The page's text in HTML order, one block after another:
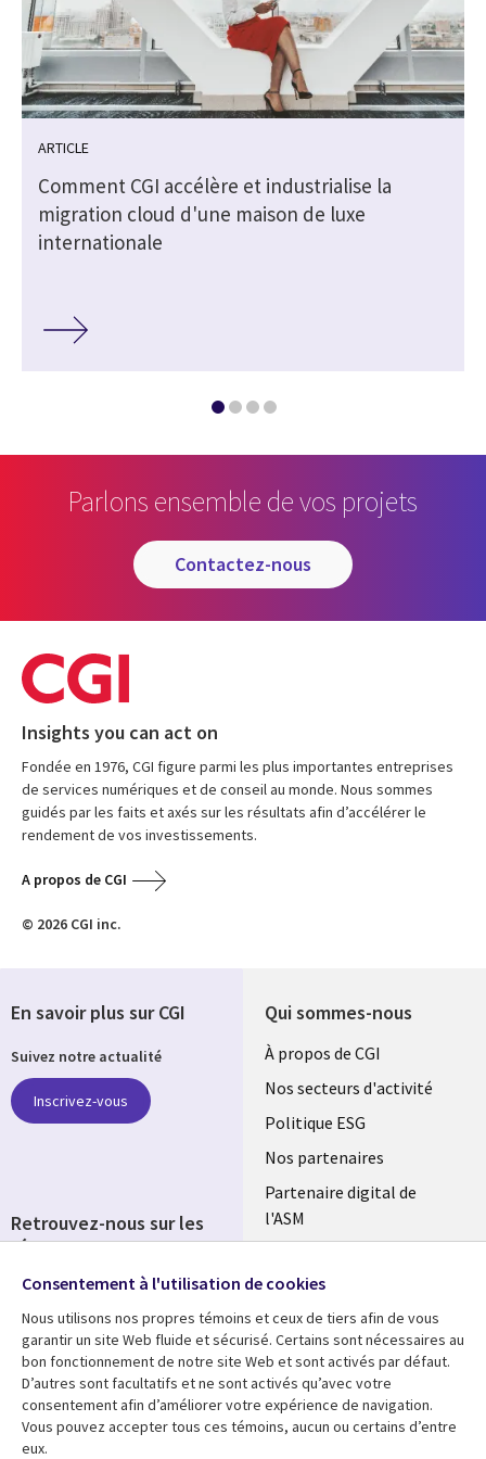
ARTICLE
Comment CGI accélère et industrialise la
migration cloud d'une maison de luxe
internationale
Parlons ensemble de vos projets
contactez-nous
Insights you can act on
Fondée en 1976, CGI figure parmi les plus importantes entreprises
de services numériques et de conseil au monde. Nous sommes
guidés par les faits et axés sur les résultats afin d’accélérer le
rendement de vos investissements.
A propos de CGI
© 2026 CGI inc.
Qui sommes-nous
Useful
links
FRANCE
À propos de CGI
Nos secteurs d'activité
Politique ESG
Nos partenaires
Partenaire digital de
l'ASM
Fusions
Ressources
Library
Articles
Support
Legal
Accessibilité
En savoir plus sur CGI
Suivez notre actualité
Inscrivez-vous
Retrouvez-nous sur les
réseaux
Social
Media
FRANCE
Consentement à l'utilisation de cookies
Nous utilisons nos propres témoins et ceux de tiers afin de vous
garantir un site Web fluide et sécurisé. Certains sont nécessaires au
bon fonctionnement de notre site Web et sont activés par défaut.
D’autres sont facultatifs et ne sont activés qu’avec votre
consentement afin d’améliorer votre expérience de navigation.
Vous pouvez accepter tous ces témoins, aucun ou certains d’entre
eux.